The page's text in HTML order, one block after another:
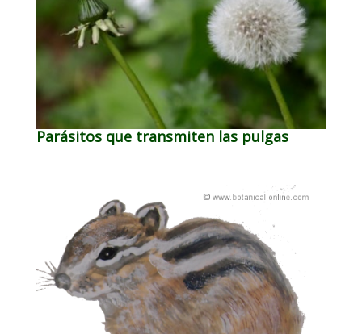
Parásitos que transmiten las pulgas